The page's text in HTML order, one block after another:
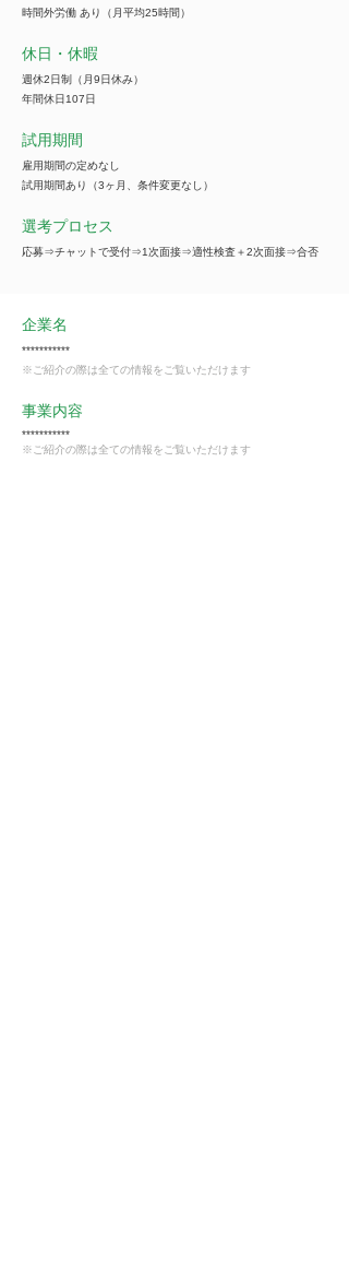
時間外労働 あり（月平均25時間）
休日・休暇
週休2日制（月9日休み）
年間休日107日
試用期間
雇用期間の定めなし
試用期間あり（3ヶ月、条件変更なし）
選考プロセス
応募⇒チャットで受付⇒1次面接⇒適性検査＋2次面接⇒合否
企業名
***********
※ご紹介の際は全ての情報をご覧いただけます
事業内容
***********
※ご紹介の際は全ての情報をご覧いただけます